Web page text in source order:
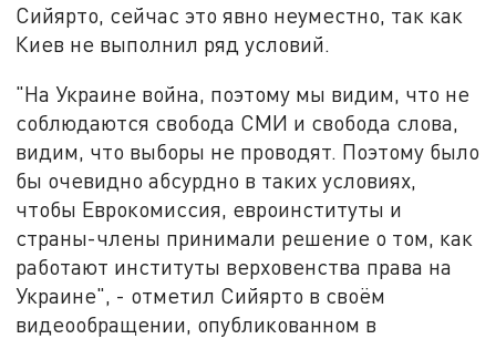
Сийярто, сейчас это явно неуместно, так как
Киев не выполнил ряд условий.
"На Украине война, поэтому мы видим, что не
соблюдаются свобода СМИ и свобода слова,
видим, что выборы не проводят. Поэтому было
бы очевидно абсурдно в таких условиях,
чтобы Еврокомиссия, евроинституты и
страны-члены принимали решение о том, как
работают институты верховенства права на
Украине", - отметил Сийярто в своём
видеообращении, опубликованном в